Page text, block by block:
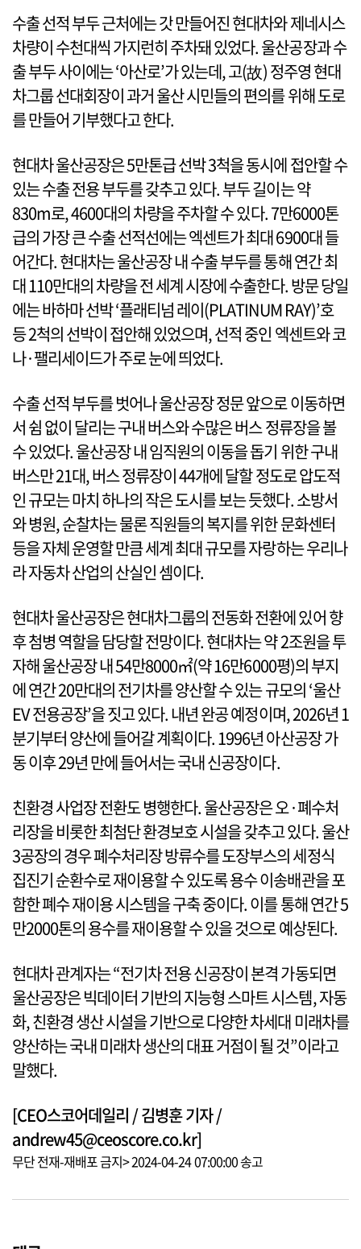
수출 선적 부두 근처에는 갓 만들어진 현대차와 제네시스
차량이 수천대씩 가지런히 주차돼 있었다. 울산공장과 수
출 부두 사이에는 ‘아산로’가 있는데, 고(故) 정주영 현대
차그룹 선대회장이 과거 울산 시민들의 편의를 위해 도로
를 만들어 기부했다고 한다.
현대차 울산공장은 5만톤급 선박 3척을 동시에 접안할 수
있는 수출 전용 부두를 갖추고 있다. 부두 길이는 약
830m로, 4600대의 차량을 주차할 수 있다. 7만6000톤
급의 가장 큰 수출 선적선에는 엑센트가 최대 6900대 들
어간다. 현대차는 울산공장 내 수출 부두를 통해 연간 최
대 110만대의 차량을 전 세계 시장에 수출한다. 방문 당일
에는 바하마 선박 ‘플래티넘 레이(PLATINUM RAY)’호
등 2척의 선박이 접안해 있었으며, 선적 중인 엑센트와 코
나·팰리세이드가 주로 눈에 띄었다.
수출 선적 부두를 벗어나 울산공장 정문 앞으로 이동하면
서 쉼 없이 달리는 구내 버스와 수많은 버스 정류장을 볼
수 있었다. 울산공장 내 임직원의 이동을 돕기 위한 구내
버스만 21대, 버스 정류장이 44개에 달할 정도로 압도적
인 규모는 마치 하나의 작은 도시를 보는 듯했다. 소방서
와 병원, 순찰차는 물론 직원들의 복지를 위한 문화센터
등을 자체 운영할 만큼 세계 최대 규모를 자랑하는 우리나
라 자동차 산업의 산실인 셈이다.
현대차 울산공장은 현대차그룹의 전동화 전환에 있어 향
후 첨병 역할을 담당할 전망이다. 현대차는 약 2조원을 투
자해 울산공장 내 54만8000㎡(약 16만6000평)의 부지
에 연간 20만대의 전기차를 양산할 수 있는 규모의 ‘울산
EV 전용공장’을 짓고 있다. 내년 완공 예정이며, 2026년 1
분기부터 양산에 들어갈 계획이다. 1996년 아산공장 가
동 이후 29년 만에 들어서는 국내 신공장이다.
친환경 사업장 전환도 병행한다. 울산공장은 오·폐수처
리장을 비롯한 최첨단 환경보호 시설을 갖추고 있다. 울산
3공장의 경우 폐수처리장 방류수를 도장부스의 세정식
집진기 순환수로 재이용할 수 있도록 용수 이송배관을 포
함한 폐수 재이용 시스템을 구축 중이다. 이를 통해 연간 5
만2000톤의 용수를 재이용할 수 있을 것으로 예상된다.
현대차 관계자는 “전기차 전용 신공장이 본격 가동되면
울산공장은 빅데이터 기반의 지능형 스마트 시스템, 자동
화, 친환경 생산 시설을 기반으로 다양한 차세대 미래차를
양산하는 국내 미래차 생산의 대표 거점이 될 것”이라고
말했다.
[CEO스코어데일리 / 김병훈 기자 /
andrew45@ceoscore.co.kr]
무단 전재-재배포 금지> 2024-04-24 07:00:00 송고